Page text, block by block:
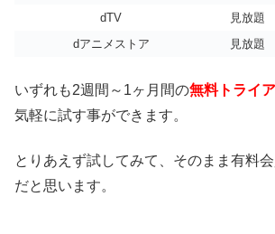
dTV
見放題
dアニメストア
見放題
いずれも2週間～1ヶ月間の無料トライ
気軽に試す事ができます。
とりあえず試してみて、そのまま有料
だと思います。